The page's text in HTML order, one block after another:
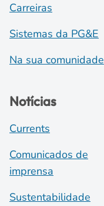
Carreiras
Sistemas da PG&E
Na sua comunidade
Notícias
Currents
Comunicados de
imprensa
Sustentabilidade